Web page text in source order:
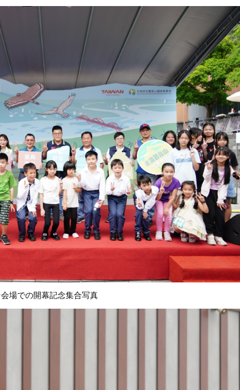
場での開幕記念集合写真